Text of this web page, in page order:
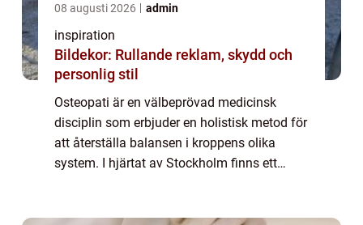
08 augusti 2026 admin
inspiration
Bildekor: Rullande reklam, skydd och
personlig stil
Osteopati är en välbeprövad medicinsk
disciplin som erbjuder en holistisk metod för
att återställa balansen i kroppens olika
system. I hjärtat av Stockholm finns ett